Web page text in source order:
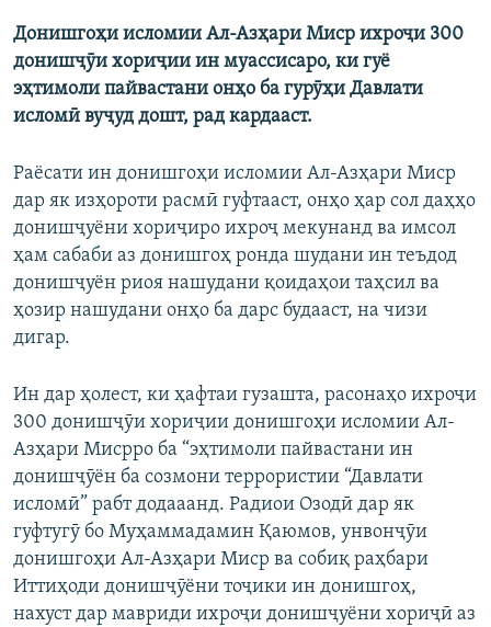
Донишгоҳи исломии Ал-Азҳари Миср ихроҷи 300
донишҷӯи хориҷии ин муассисаро, ки гуё
эҳтимоли пайвастани онҳо ба гурӯҳи Давлати
исломӣ вуҷуд дошт, рад кардааст.
Раёсати ин донишгоҳи исломии Ал-Азҳари Миср
дар як изҳороти расмӣ гуфтааст, онҳо ҳар сол даҳҳо
донишҷуёни хориҷиро ихроҷ мекунанд ва имсол
ҳам сабаби аз донишгоҳ ронда шудани ин теъдод
донишҷуён риоя нашудани қоидаҳои таҳсил ва
ҳозир нашудани онҳо ба дарс будааст, на чизи
дигар.
Ин дар ҳолест, ки ҳафтаи гузашта, расонаҳо ихроҷи
300 донишҷӯи хориҷии донишгоҳи исломии Ал-
Азҳари Мисрро ба “эҳтимоли пайвастани ин
донишҷӯён ба созмони террористии “Давлати
исломӣ” рабт додааанд. Радиои Озодӣ дар як
гуфтугӯ бо Муҳаммадамин Қаюмов, унвонҷӯи
донишгоҳи Ал-Азҳари Миср ва собиқ раҳбари
Иттиҳоди донишҷӯёни тоҷики ин донишгоҳ,
нахуст дар мавриди ихроҷи донишҷуёни хориҷӣ аз